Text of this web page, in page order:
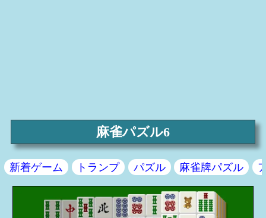
麻雀パズル6
新着ゲーム トランプ パズル 麻雀牌パズル